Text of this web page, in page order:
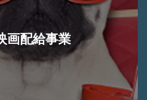
画配給事業